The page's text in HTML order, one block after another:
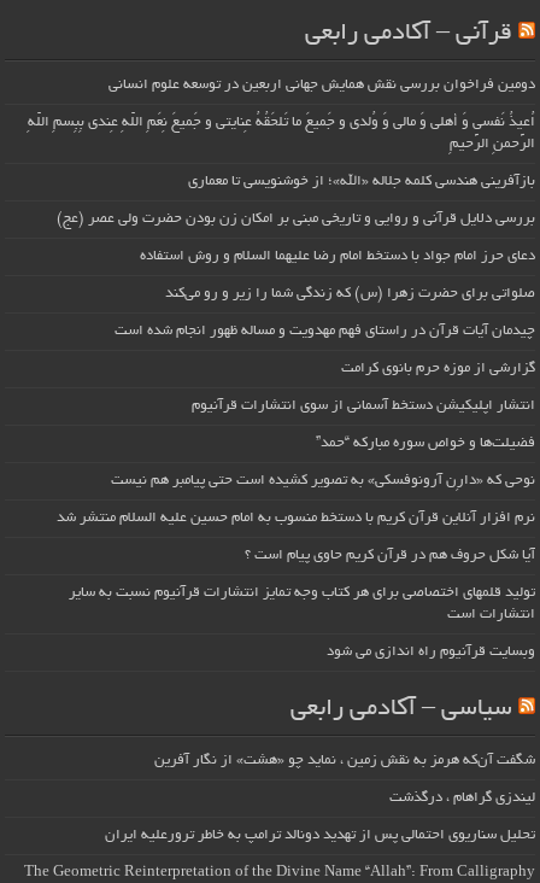
قرآنی – آکادمی رابعی
دومین فراخوان بررسی نقش همایش جهانی اربعین در توسعه علوم انسانی
اُعیذُ نَفسی وَ أهلی وَ مالی وَ وُلدی و جَمیعَ ما تَلحَقُهُ عِنایتی و جَمیعَ نِعَمِ اللّهِ عِندی بِبِسمِ اللّهِ
الرَّحمنِ الرَّحیمِ
بازآفرینی هندسی کلمه جلاله «الله»؛ از خوشنویسی تا معماری
بررسی دلایل قرآنی و روایی و تاریخی مبنی بر امکان زن بودن حضرت ولی عصر (عج)
دعای حرز امام جواد با دستخط امام رضا علیهما السلام و روش استفاده
صلواتی برای حضرت زهرا (س) که زندگی شما را زیر و رو می‌کند
چیدمان آیات قرآن در راستای فهم مهدویت و مساله ظهور انجام شده است
گزارشی از موزه حرم بانوی کرامت
انتشار اپلیکیشن دستخط آسمانی از سوی انتشارات قرآنیوم
فضیلت‌ها و خواص سوره مبارکه “حمد”
نوحی که «دارِن آرونوفسکی» به تصویر کشیده است حتی پیامبر هم نیست
نرم افزار آنلاین قرآن کریم با دستخط منسوب به امام حسین علیه السلام منتشر شد
آیا شکل حروف هم در قرآن کریم حاوی پیام است ؟
تولید قلمهای اختصاصی برای هر کتاب وجه تمایز انتشارات قرآنیوم نسبت به سایر
انتشارات است
وبسایت قرآنیوم راه اندازی می شود
سیاسی – آکادمی رابعی
شگفت آن‌که هرمز به نقش زمین ، نماید چو «هشت» از نگار آفرین
لیندزی گراهام ، درگذشت
تحلیل سناریوی احتمالی پس از تهدید دونالد ترامپ به خاطر ترورعلیه ایران
The Geometric Reinterpretation of the Divine Name “Allah”: From Calligraphy